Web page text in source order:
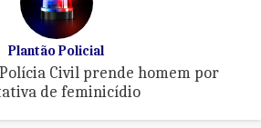
Plantão Policial
Civil prende homem por
de feminicídio